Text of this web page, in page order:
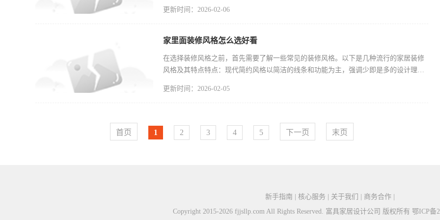
更新时间：2026-02-06
家里面装修风格怎么选好看
在选择装修风格之前，首先需要了解一些常见的装修风格。以下是几种流行的家居装修
风格及其特点特点：现代简约风格以简洁的线条和功能为主，强调少即是多的设计理
更新时间：2026-02-05
首页 1 2 3 4 5 下一页 末页
新手指南 | 核心服务 | 关于我们 | 商务合作 |
Copyright 2015-2026 fjjsllp.com All Rights Reserved. 富具家居设计公司 版权所有 鄂ICP备